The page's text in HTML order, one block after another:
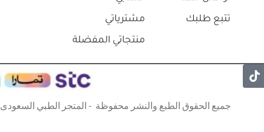
تتبع طلبك
مشترياتي
منتجاتي المفضلة
جميع الحقوق الطبع والنشر محفوظة - المتجر الطبي السعودى 2024